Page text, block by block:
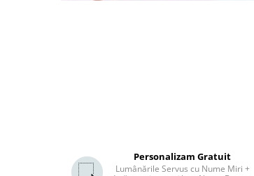
Personalizam Gratuit
Lumânările Servus cu Nume Miri +